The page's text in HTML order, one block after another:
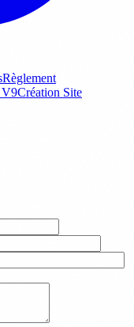
Règlement
V9Création Site